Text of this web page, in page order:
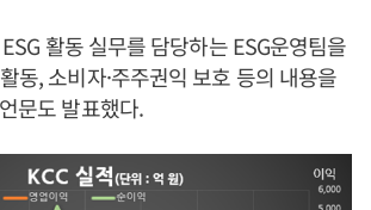
활동 실무를 담당하는 ESG운영팀을
동, 소비자·주주권익 보호 등의 내용을
문도 발표했다.